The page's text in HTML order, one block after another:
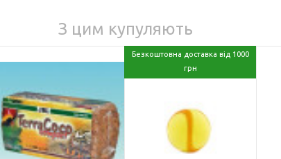
З цим купуляють
Безкоштовна доставка від 1000
грн